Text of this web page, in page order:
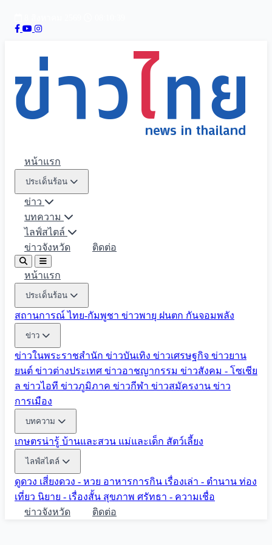
หน้าแรก
ประเด็นร้อน
ข่าว
บทความ
ไลฟ์สไตล์
ข่าวจังหวัด
ติดต่อ
หน้าแรก
ประเด็นร้อน
สถานการณ์ ไทย-กัมพูชา ข่าวพายุ ฝนตก กันจอมพลัง
ข่าว
ข่าวในพระราชสำนัก ข่าวบันเทิง ข่าวเศรษฐกิจ ข่าวยาน
ยนต์ ข่าวต่างประเทศ ข่าวอาชญากรรม ข่าวสังคม - โซเชีย
ล ข่าวไอที ข่าวภูมิภาค ข่าวกีฬา ข่าวสมัครงาน ข่าว
การเมือง
บทความ
เกษตรน่ารู้ บ้านและสวน แม่และเด็ก สัตว์เลี้ยง
ไลฟ์สไตล์
ดูดวง เสี่ยงดวง - หวย อาหารการกิน เรื่องเล่า - ตำนาน ท่อง
เที่ยว นิยาย - เรื่องสั้น สุขภาพ ศรัทธา - ความเชื่อ
ข่าวจังหวัด
ติดต่อ